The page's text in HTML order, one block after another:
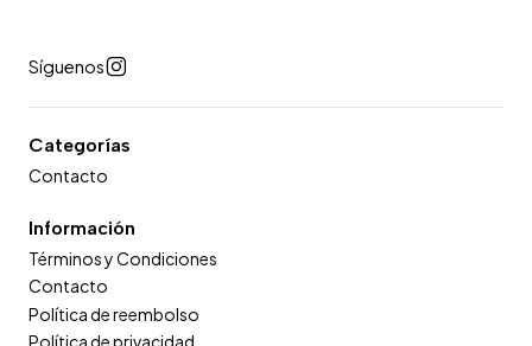
Síguenos
Categorías
Contacto
Información
Términos y Condiciones
Contacto
Política de reembolso
Política de privacidad